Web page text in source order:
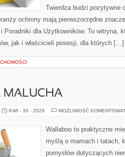
Twierdza budzi pozytywne
ochrony mają pierwszorzędne
Poradniki dla Użytkowników. To witryna,
jak i właścicieli posesji, dla których […]
MALUCHA
KWI - 30 - 2026 MOŻLIWOŚĆ
Wallaboo to praktyczne
myślą o mamach i tatach,
pomysłów dotyczących